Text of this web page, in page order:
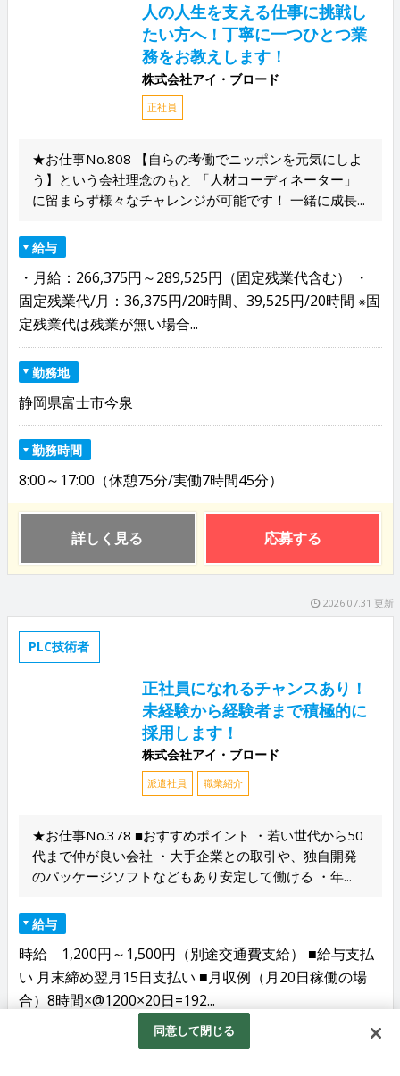
人の人生を支える仕事に挑戦し
たい方へ！丁寧に一つひとつ業
務をお教えします！
株式会社アイ・ブロード
正社員
★お仕事No.808 【自らの考働でニッポンを元気にしよ
う】という会社理念のもと 「人材コーディネーター」
に留まらず様々なチャレンジが可能です！ 一緒に成長...
給与
・月給：266,375円～289,525円（固定残業代含む） ・
固定残業代/月：36,375円/20時間、39,525円/20時間 ※固
定残業代は残業が無い場合...
勤務地
静岡県富士市今泉
勤務時間
8:00～17:00（休憩75分/実働7時間45分）
詳しく見る 応募する
2026.07.31 更新
PLC技術者
正社員になれるチャンスあり！
未経験から経験者まで積極的に
採用します！
株式会社アイ・ブロード
派遣社員 職業紹介
★お仕事No.378 ■おすすめポイント ・若い世代から50
代まで仲が良い会社 ・大手企業との取引や、独自開発
のパッケージソフトなどもあり安定して働ける ・年...
給与
時給 1,200円～1,500円（別途交通費支給） ■給与支払
い 月末締め翌月15日支払い ■月収例（月20日稼働の場
合）8時間×@1200×20日=192...
同意して閉じる